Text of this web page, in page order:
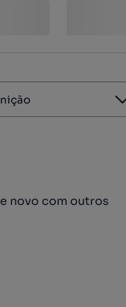
novo com outros